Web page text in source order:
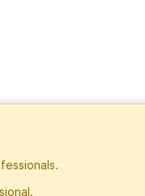
to publish materials